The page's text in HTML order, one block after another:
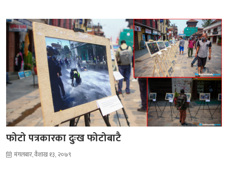
फोटो पत्रकारका दुःख फोटोबाटै
मंगलबार, वैशाख १३, २०७९